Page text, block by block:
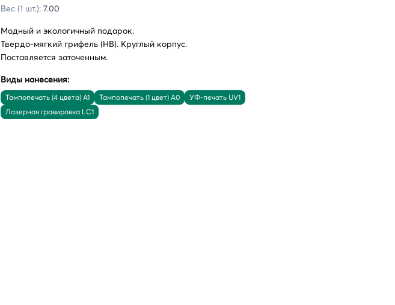
Вес (1 шт.): 7.00
Модный и экологичный подарок.
Твердо-мягкий грифель (HB). Круглый корпус.
Поставляется заточенным.
Виды нанесения:
Тампопечать (4 цвета) A1 Тампопечать (1 цвет) A0
УФ-печать UV1
Лазерная гравировка LC1